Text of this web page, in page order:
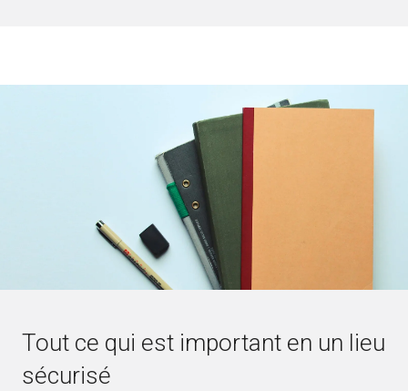
Tout ce qui est important en un lieu
sécurisé